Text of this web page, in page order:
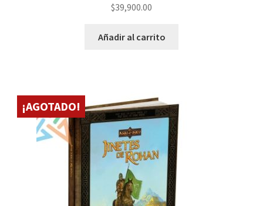
$39,900.00
Añadir al carrito
¡AGOTADO!